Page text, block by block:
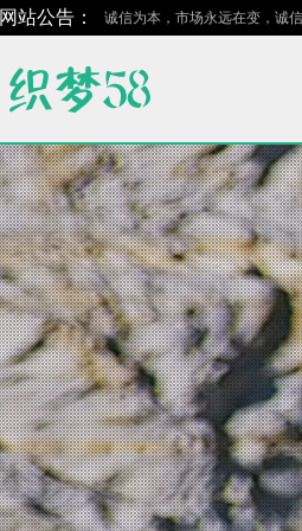
网站公告：诚信为本，市场永远在变，诚信永